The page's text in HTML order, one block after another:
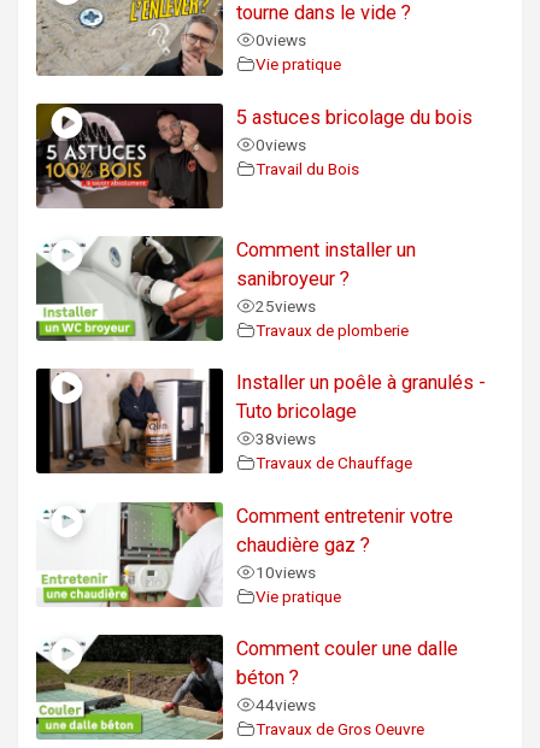
tourne dans le vide ?
0views
Vie pratique
5 astuces bricolage du bois
0views
Travail du Bois
Comment installer un
sanibroyeur ?
25views
Travaux de plomberie
Installer un poêle à granulés -
Tuto bricolage
38views
Travaux de Chauffage
Comment entretenir votre
chaudière gaz ?
10views
Vie pratique
Comment couler une dalle
béton ?
44views
Travaux de Gros Oeuvre